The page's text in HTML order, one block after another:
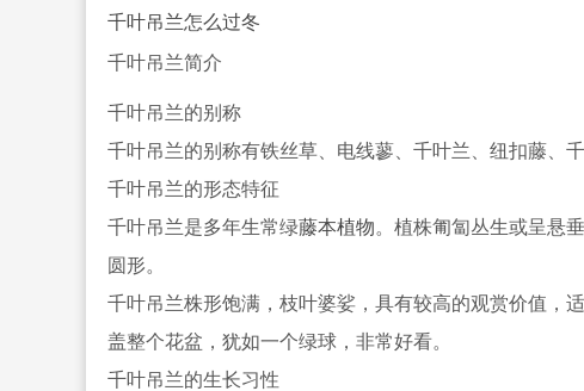
千叶吊兰怎么过冬
千叶吊兰简介
千叶吊兰的别称
千叶吊兰的别称有铁丝草、电线蓼、千叶兰、纽扣藤、千
千叶吊兰的形态特征
千叶吊兰是多年生常绿藤本植物。植株匍匐丛生或呈悬
圆形。
千叶吊兰株形饱满，枝叶婆娑，具有较高的观赏价值，
盖整个花盆，犹如一个绿球，非常好看。
千叶吊兰的生长习性